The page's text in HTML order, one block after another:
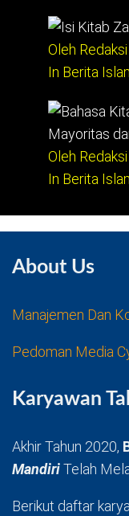
Oleh
In Berita
Mayoritas
Oleh
In Berita
About Us
Manajemen Dan
Pedoman Media
Karyawan
Akhir Tahun 2020,
MandiriTelah
Berikut daftar